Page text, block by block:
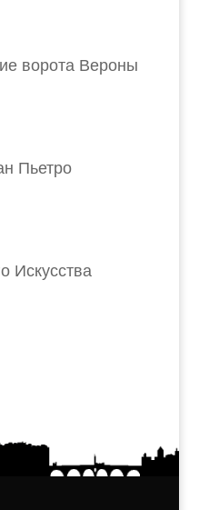
ворота Вероны
Пьетро
Искусства